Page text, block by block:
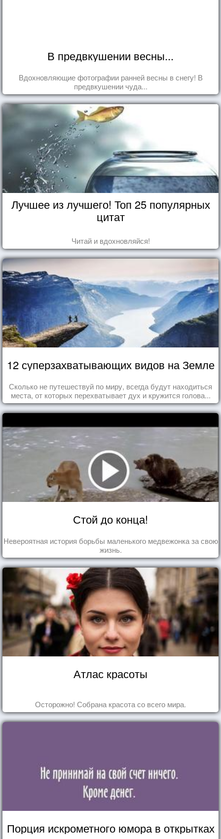
В предвкушении весны...
Вдохновляющие фотографии ранней весны в снегу! В
предвкушении чуда...
Лучшее из лучшего! Топ 25 популярных
цитат
Читай и вдохновляйся!
12 суперзахватывающих видов на Земле
Сколько не путешествуй по миру, всегда будут находиться
места, от которых перехватывает дух и кружится голова...
Стой до конца!
Невероятная история борьбы маленького медвежонка за свою
жизнь.
Атлас красоты
Осторожно! Собрана красота со всего мира.
Порция искрометного юмора в открытках